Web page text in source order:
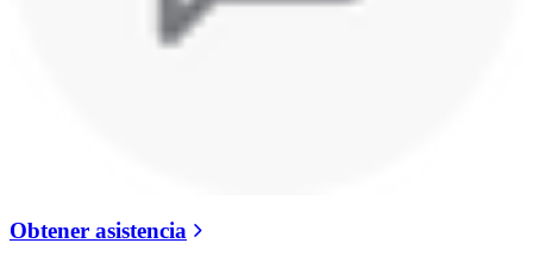
Obtener asistencia